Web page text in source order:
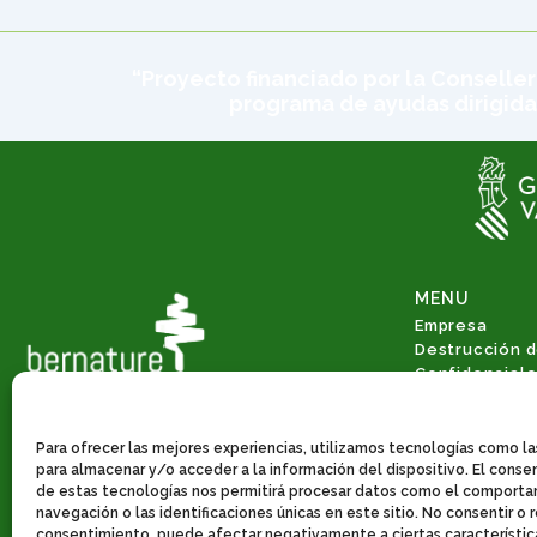
Para ofrecer las mejores experiencias, utilizamos tecnologías como
para almacenar y/o acceder a la información del dispositivo. El
de estas tecnologías nos permitirá procesar datos como el
navegación o las identificaciones únicas en este sitio. No consentir o
MENU
Empresa
Destrucción
Gestión
Consultoría
Economía
Servicios de
Noticias